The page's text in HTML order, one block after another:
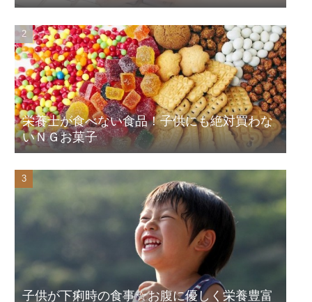
栄養士が食べない食品！子供にも絶対買わな
いＮＧお菓子
子供が下痢時の食事☆お腹に優しく栄養豊富